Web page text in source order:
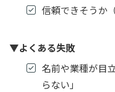
信頼できそうか
▼よくある失敗
名前や業種が目
らない」